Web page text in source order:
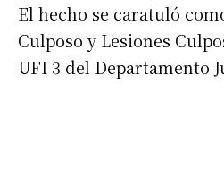
El hecho se caratuló
Culposo y Lesiones
UFI 3 del Departamento